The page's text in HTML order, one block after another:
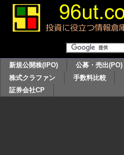
新規公開株(IPO) 公募・売出(PO)
株式クラファン
手数料比較
証券会社CP